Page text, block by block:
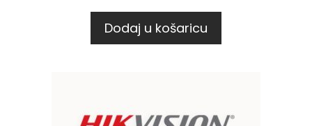
Dodaj u košaricu